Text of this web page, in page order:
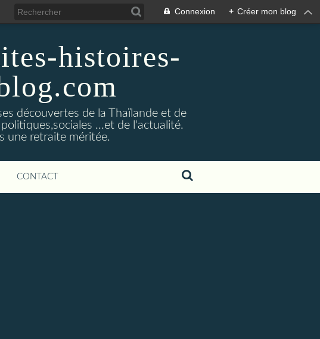
Connexion + Créer mon blog
histoires-
découvertes de la Thaïlande et de
...et de l'actualité.
une retraite méritée.
CONTACT